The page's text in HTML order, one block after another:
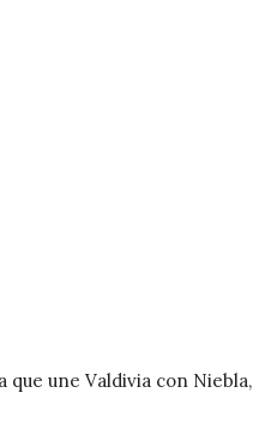
une Valdivia con Niebla,